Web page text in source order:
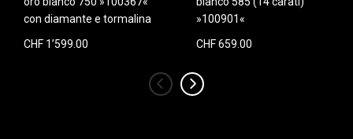
con diamante e tormalina
CHF 1’599.00
»100901«
CHF 659.00
‹ ›